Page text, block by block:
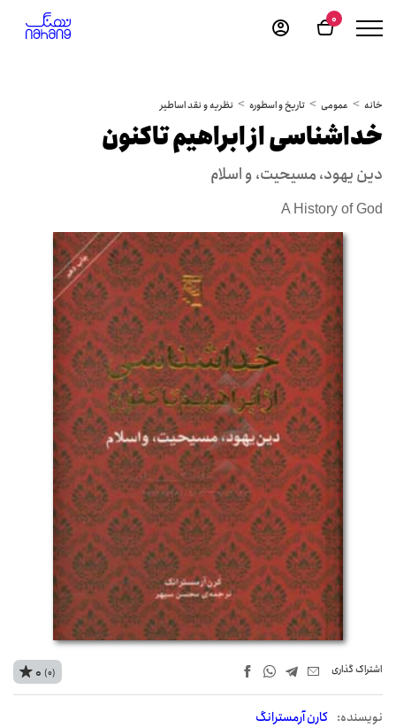
0
خانه عمومی تاریخ و اسطوره نظریه و نقد اساطیر
خداشناسی از ابراهیم تاکنون
دین یهود، مسیحیت، و اسلام
A History of God
اشتراک‌ گذاری
نويسنده: کارن آرمسترانگ
0 (0)